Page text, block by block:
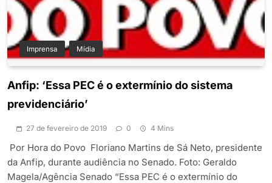
Imprensa Mídia
Anfip: ‘Essa PEC é o extermínio do sistema
previdenciário’
27 de fevereiro de 2019 0 4 Mins
Por Hora do Povo Floriano Martins de Sá Neto, presidente
da Anfip, durante audiência no Senado. Foto: Geraldo
Magela/Agência Senado “Essa PEC é o extermínio do